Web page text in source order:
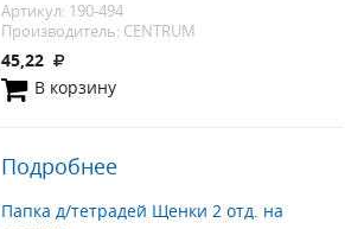
Артикул: 190-494
Производитель: CENTRUM
45,22
В корзину
Подробнее
Папка д/тетрадей Щенки 2 отд. на